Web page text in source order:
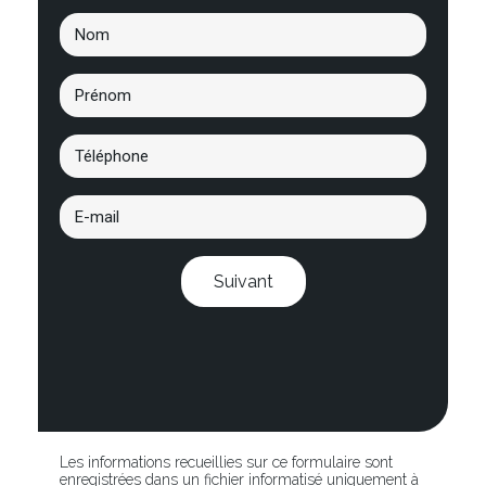
Suivant
Les informations recueillies sur ce formulaire sont
enregistrées dans un fichier informatisé uniquement à